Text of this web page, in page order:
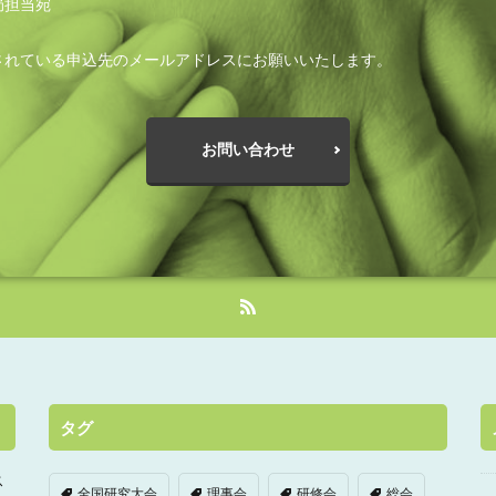
当宛
ている申込先のメールアドレスにお願いいたします。
お問い合わせ
タグ